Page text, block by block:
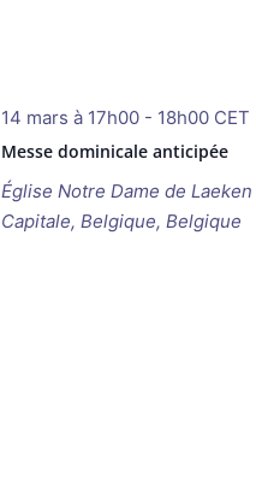
Messe dominicale anticipée
14 mars à 17h00- 18h00 CET
Église Notre Dame de Laeken
Capitale, Belgique, Belgique